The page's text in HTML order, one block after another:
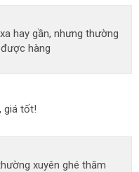
hay gần, nhưng thường
hàng
giá tốt!
xuyên ghé thăm